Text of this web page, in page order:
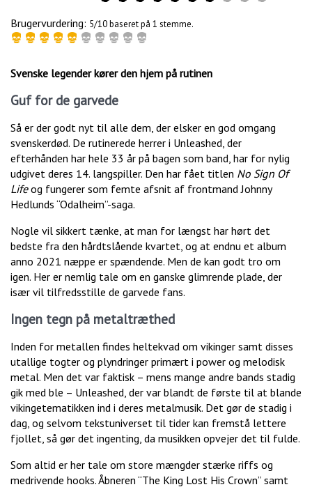
Brugervurdering: 5/10 baseret på 1 stemme.
Svenske legender kører den hjem på rutinen
Guf for de garvede
Så er der godt nyt til alle dem, der elsker en god omgang
svenskerdød. De rutinerede herrer i Unleashed, der
efterhånden har hele 33 år på bagen som band, har for nylig
udgivet deres 14. langspiller. Den har fået titlen No Sign Of
Lifeog fungerer som femte afsnit af frontmand Johnny
Hedlunds “Odalheim”-saga.
Nogle vil sikkert tænke, at man for længst har hørt det
bedste fra den hårdtslående kvartet, og at endnu et album
anno 2021 næppe er spændende. Men de kan godt tro om
igen. Her er nemlig tale om en ganske glimrende plade, der
især vil tilfredsstille de garvede fans.
Ingen tegn på metaltræthed
Inden for metallen findes heltekvad om vikinger samt disses
utallige togter og plyndringer primært i power og melodisk
metal. Men det var faktisk – mens mange andre bands stadig
gik med ble – Unleashed, der var blandt de første til at blande
vikingetematikken ind i deres metalmusik. Det gør de stadig i
dag, og selvom tekstuniverset til tider kan fremstå lettere
fjollet, så gør det ingenting, da musikken opvejer det til fulde.
Som altid er her tale om store mængder stærke riffs og
medrivende hooks. Åbneren “The King Lost His Crown” samt